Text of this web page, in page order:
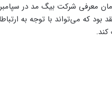
که می‌تواند با توجه به